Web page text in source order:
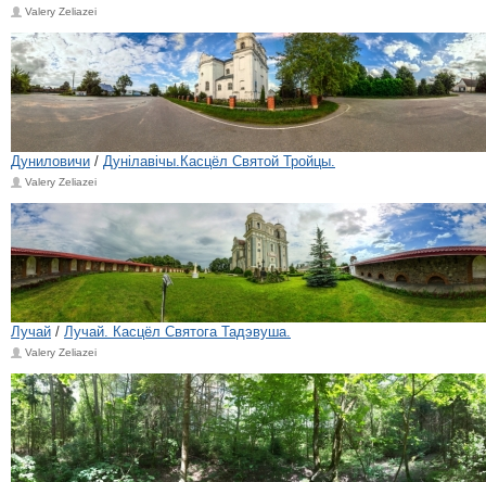
Valery Zeliazei
Дуниловичи / Дунілавічы.Касцёл Святой Тройцы.
Valery Zeliazei
Лучай / Лучай. Касцёл Святога Тадэвуша.
Valery Zeliazei